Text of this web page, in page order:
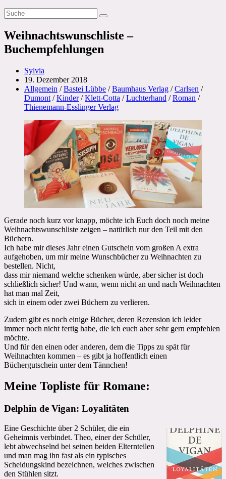
Weihnachtswunschliste –
Buchempfehlungen
Beitrags-
Autor:
Sylvia
Beitrag
veröffentlicht:
19. Dezember 2018
Beitrags-
Kategorie:
Allgemein / Bastei Lübbe / Baumhaus Verlag / Carlsen /
Dumont / Kinder / Klett-Cotta / Luchterhand / Roman /
Thienemann-Esslinger Verlag
Gerade noch kurz vor knapp, möchte ich Euch doch noch meine
Weihnachtswunschliste zeigen – natürlich nur den Teil mit den
Büchern.
Ich habe mir dieses Jahr einen Gutschein vom großen A extra
aufgehoben, um mir meine Wunschbücher zu Weihnachten zu
bestellen. Nicht,
dass mir niemand welche schenken würde, aber sicher ist doch
schließlich sicher! Und wann, wenn nicht an und nach Weihnachten
hat man mal Zeit,
sich in einem oder zwei Büchern zu verlieren.
Zudem gibt es noch einige Bücher, deren Rezension ich leider
immer noch nicht fertig habe, die ich euch aber sehr gern empfehlen
möchte.
Und für den einen oder anderen, dem die Tipps zu spät für
Weihnachten kommen – es gibt ja hoffentlich einen
Büchergutschein unter dem Tännchen!
Meine Topliste für Romane:
Delphin de Vigan: Loyalitäten
Eine Geschichte über 2 Schüler, die ein
Geheimnis verbindet. Theo, einer der Schüler,
lebt abwechselnd bei seinen beiden Elternteilen
und man mag ihn fast als ein typisches
Scheidungskind bezeichnen, welches zwischen
den Stühlen sitzt.